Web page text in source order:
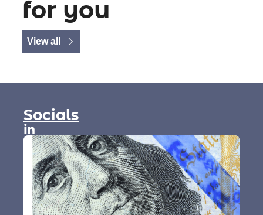
for you
View all
Socials